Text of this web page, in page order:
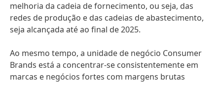
melhoria da cadeia de fornecimento, ou seja, das
redes de produção e das cadeias de abastecimento,
seja alcançada até ao final de 2025.
Ao mesmo tempo, a unidade de negócio Consumer
Brands está a concentrar-se consistentemente em
marcas e negócios fortes com margens brutas